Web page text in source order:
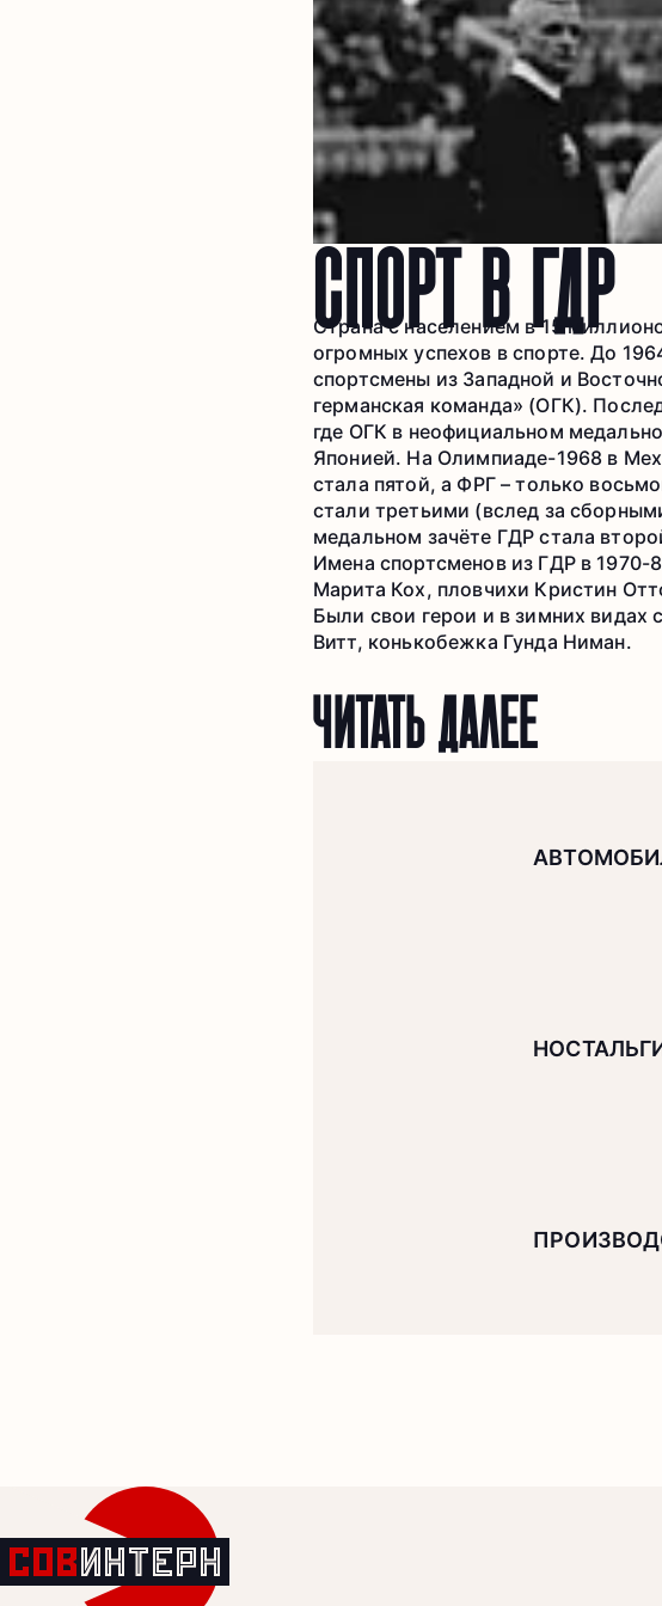
СПОРТ В ГДР
Страна с населением в 15
огромных успехов в спорте. До
спортсмены из Западной и
германская команда» (ОГК).
где ОГК в неофициальном
Японией. На Олимпиаде-1968 в
стала пятой, а ФРГ – только
стали третьими (вслед за
медальном зачёте ГДР стала
Имена спортсменов из ГДР в 1970-
Марита Кох, пловчихи Кристин
Были свои герои и в зимних видах
Витт, конькобежка Гунда Ниман.
ЧИТАТЬ ДАЛЕЕ